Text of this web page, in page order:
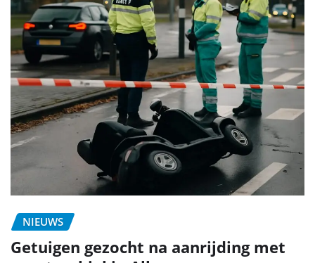
NIEUWS
Getuigen gezocht na aanrijding met